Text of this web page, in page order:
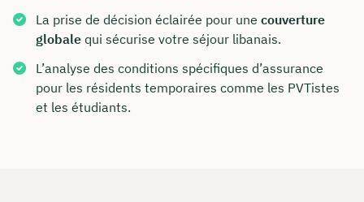
La prise de décision éclairée pour une couverture
globale qui sécurise votre séjour libanais.
L’analyse des conditions spécifiques d’assurance
pour les résidents temporaires comme les PVTistes
et les étudiants.